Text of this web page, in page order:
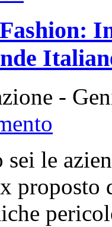
-
sei le
proposto